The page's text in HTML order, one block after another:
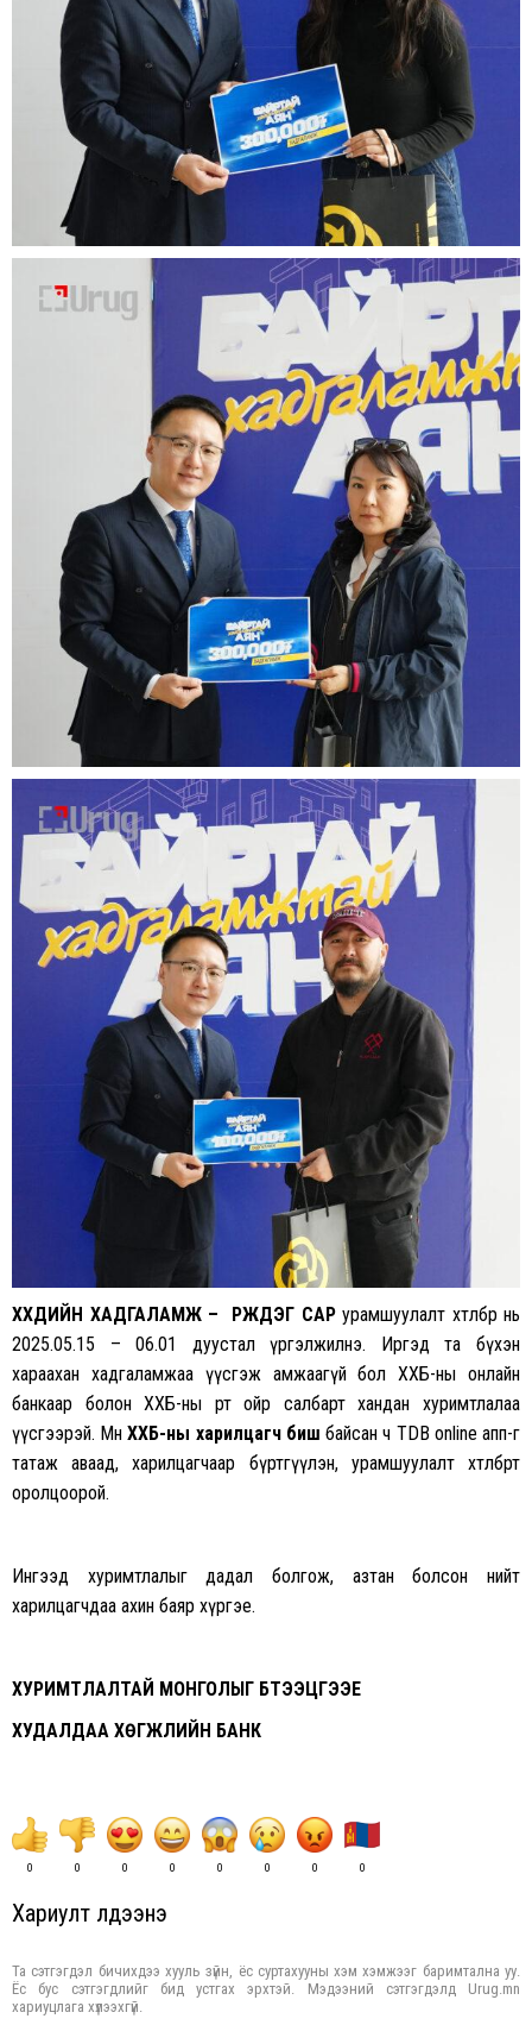
ХҮҮХДИЙН ХАДГАЛАМЖ – ҮРЖДЭГ САРурамшуулалт хөтөлбөр нь
2025.05.15 – 06.01 дуустал үргэлжилнэ. Иргэд та бүхэн
хараахан хадгаламжаа үүсгэж амжаагүй бол ХХБ-ны онлайн
банкаар болон ХХБ-ны өөрт ойр салбарт хандан хуримтлалаа
үүсгээрэй. МөнХХБ-ны харилцагч биш байсан ч TDB online апп-г
татаж аваад, харилцагчаар бүртгүүлэн, урамшуулалт хөтөлбөрт
оролцоорой.
Ингээд хуримтлалыг дадал болгож, азтан болсон нийт
харилцагчдаа ахин баяр хүргэе.
ХУРИМТЛАЛТАЙ МОНГОЛЫГ БҮТЭЭЦГЭЭЕ
ХУДАЛДАА ХӨГЖЛИЙН БАНК
0 0 0 0 0 0 0 0
Хариулт үлдээнэ үү
Та сэтгэгдэл бичихдээ хууль зүйн, ёс суртахууны хэм хэмжээг баримтална уу.
Ёс бус сэтгэгдлийг бид устгах эрхтэй. Мэдээний сэтгэгдэлд Urug.mn
хариуцлага хүлээхгүй.